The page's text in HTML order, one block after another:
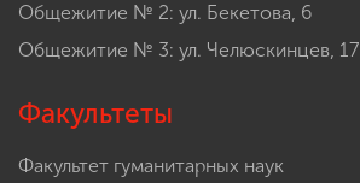
Общежитие № 2: ул. Бекетова, 6
Общежитие № 3: ул. Челюскинцев, 17
Факультеты
Факультет гуманитарных наук